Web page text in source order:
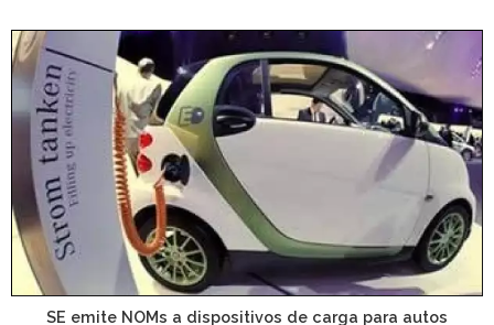
SE emite NOMs a dispositivos de carga para autos